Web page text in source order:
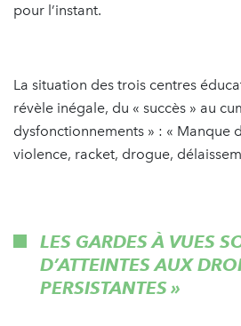
pour l’instant.
La situation des trois centres
révèle inégale, du « succès » au
dysfonctionnements » : « Manque
violence, racket, drogue,
LES GARDES À VUES
D’ATTEINTES AUX
PERSISTANTES »